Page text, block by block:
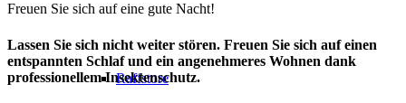
Raffstore
Freuen Sie sich auf eine gute Nacht!
Lassen Sie sich nicht weiter stören. Freuen Sie sich auf einen
entspannten Schlaf und ein angenehmeres Wohnen dank
professionellem Insektenschutz.